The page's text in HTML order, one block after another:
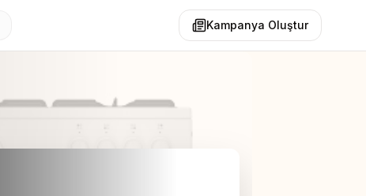
Kampanya Oluştur